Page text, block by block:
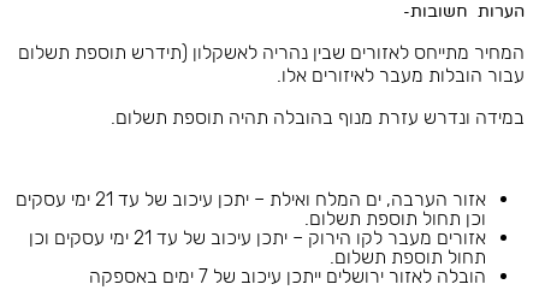
הערות חשובות-
המחיר מתייחס לאזורים שבין נהריה לאשקלון (תידרש תוספת תשלום
עבור הובלות מעבר לאיזורים אלו.
במידה ונדרש עזרת מנוף בהובלה תהיה תוספת תשלום.
אזור הערבה, ים המלח ואילת – יתכן עיכוב של עד 21 ימי עסקים
וכן תחול תוספת תשלום.
אזורים מעבר לקו הירוק – יתכן עיכוב של עד 21 ימי עסקים וכן
תחול תוספת תשלום.
הובלה לאזור ירושלים ייתכן עיכוב של 7 ימים באספקה